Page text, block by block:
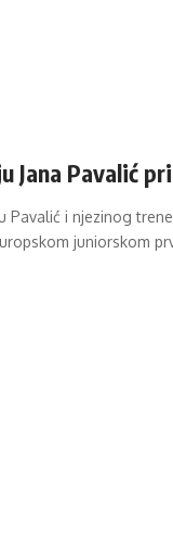
Jana Pavalić
Pavalić i njezinog
juniorskom